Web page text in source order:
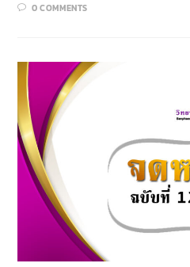
0 COMMENTS